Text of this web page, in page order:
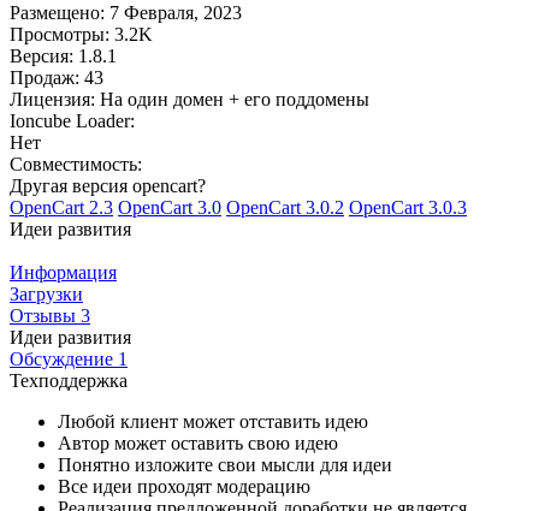
Размещено: 7 Февраля, 2023
Просмотры: 3.2K
Версия: 1.8.1
Продаж: 43
Лицензия: На один домен + его поддомены
Ioncube Loader:
Нет
Совместимость:
Другая версия opencart?
OpenCart 2.3 OpenCart 3.0 OpenCart 3.0.2 OpenCart 3.0.3
Идеи развития
Информация
Загрузки
Отзывы 3
Идеи развития
Обсуждение 1
Техподдержка
Любой клиент может отставить идею
Автор может оставить свою идею
Понятно изложите свои мысли для идеи
Все идеи проходят модерацию